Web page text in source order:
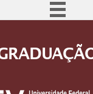
BR
à informação